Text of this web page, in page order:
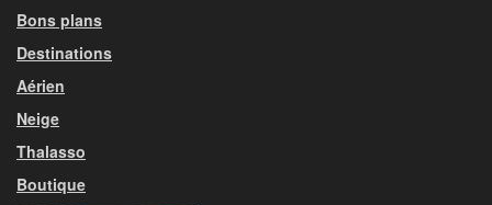
Bons plans
Destinations
Aérien
Neige
Thalasso
Boutique